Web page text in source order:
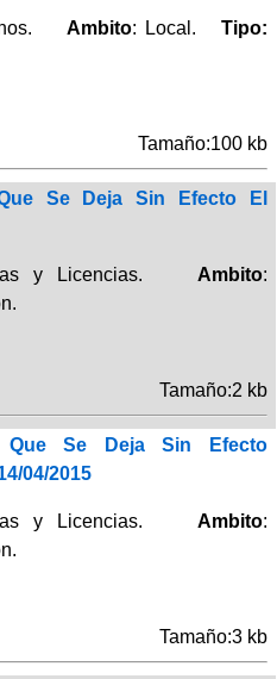
Ambito: Local.Tipo:
Tamaño:100 kb
Se Deja Sin Efecto El
y Licencias. Ambito:
Tamaño:2 kb
Que Se Deja Sin Efecto
04/2015
y Licencias. Ambito:
Tamaño:3 kb